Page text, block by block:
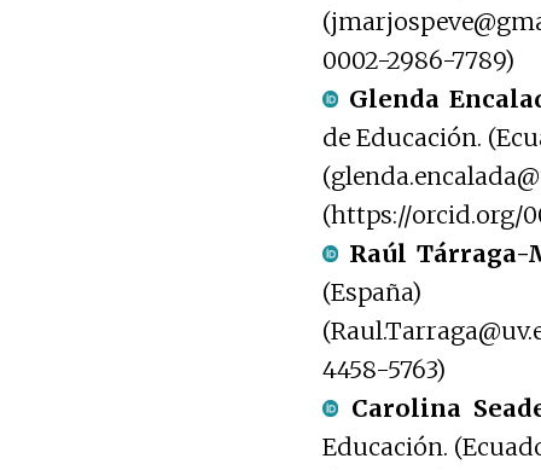
0002-2986-7789)
Glenda
de Educación.
(https://orcid.org/
Raúl
(España)
4458-5763)
Carolina
Educación.